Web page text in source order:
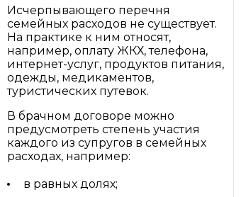
Исчерпывающего перечня
семейных расходов не существует.
На практике к ним относят,
например, оплату ЖКХ, телефона,
интернет-услуг, продуктов питания,
одежды, медикаментов,
туристических путевок.
В брачном договоре можно
предусмотреть степень участия
каждого из супругов в семейных
расходах, например:
в равных долях;